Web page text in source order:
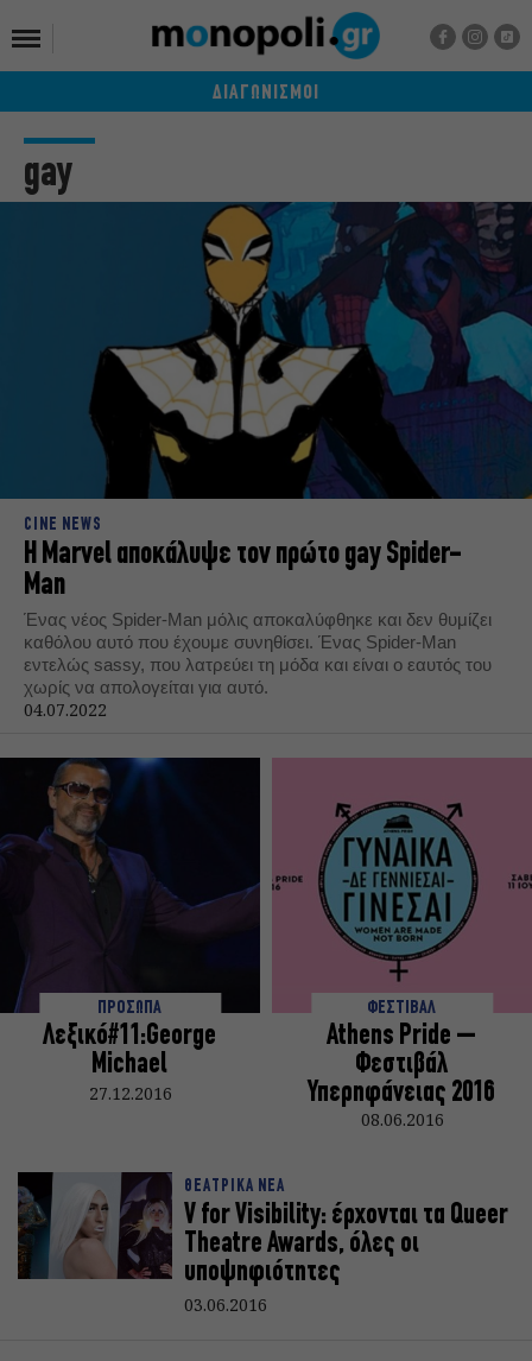
ΔΙΑΓΩΝΙΣΜΟΙ
gay
CINE NEWS
Η Marvel αποκάλυψε τον πρώτο gay Spider-
Man
Ένας νέος Spider-Man μόλις αποκαλύφθηκε και δεν θυμίζει
καθόλου αυτό που έχουμε συνηθίσει. Ένας Spider-Man
εντελώς sassy, που λατρεύει τη μόδα και είναι ο εαυτός του
χωρίς να απολογείται για αυτό.
04.07.2022
ΠΡΟΣΩΠΑ
Λεξικό#11:George
Michael
27.12.2016
ΦΕΣΤΙΒΑΛ
Athens Pride –
Φεστιβάλ
Υπερηφάνειας 2016
08.06.2016
ΘΕΑΤΡΙΚΑ ΝΕΑ
V for Visibility: έρχονται τα Queer
Theatre Awards, όλες οι
υποψηφιότητες
03.06.2016